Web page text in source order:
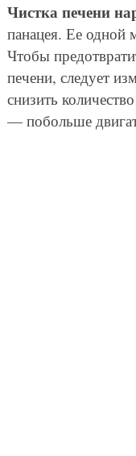
Чистка печени
панацея. Ее одной
Чтобы
печени, следует
снизить
— побольше